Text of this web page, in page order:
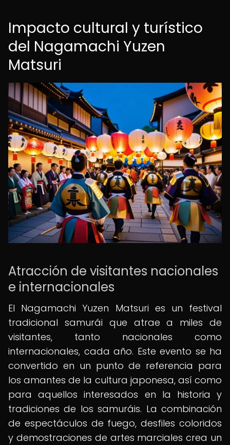
Impacto cultural y turístico
del Nagamachi Yuzen
Matsuri
Atracción de visitantes nacionales
e internacionales
El Nagamachi Yuzen Matsuri es un festival
tradicional samurái que atrae a miles de
visitantes, tanto nacionales como
internacionales, cada año. Este evento se ha
convertido en un punto de referencia para
los amantes de la cultura japonesa, así como
para aquellos interesados en la historia y
tradiciones de los samuráis. La combinación
de espectáculos de fuego, desfiles coloridos
y demostraciones de artes marciales crea un